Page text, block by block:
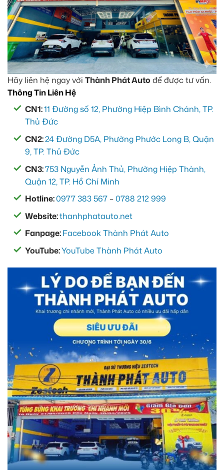
Hãy liên hệ ngay với Thành Phát Auto để được tư vấn.
Thông Tin Liên Hệ
CN1:11 Đường số 12, Phường Hiệp Bình Chánh, TP.
Thủ Đức
CN2:24 Đường D5A, Phường Phước Long B, Quận
9, TP. Thủ Đức
CN3:753 Nguyễn Ảnh Thủ, Phường Hiệp Thành,
Quận 12, TP. Hồ Chí Minh
Hotline:0977 383 567 –0788 212 999
Website:thanhphatauto.net
Fanpage:Facebook Thành Phát Auto
YouTube:YouTube Thành Phát Auto